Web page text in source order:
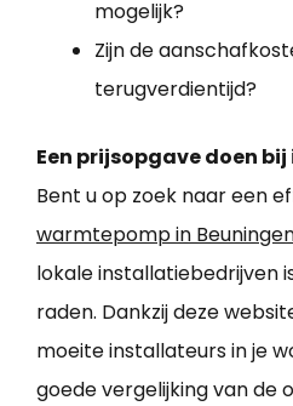
mogelijk?
Zijn de
terugverdientijd?
Een prijsopgave doen
Bent u op zoek naar een
warmtepomp in
lokale installatiebedrijven
raden. Dankzij deze
moeite installateurs in je
goede vergelijking van de